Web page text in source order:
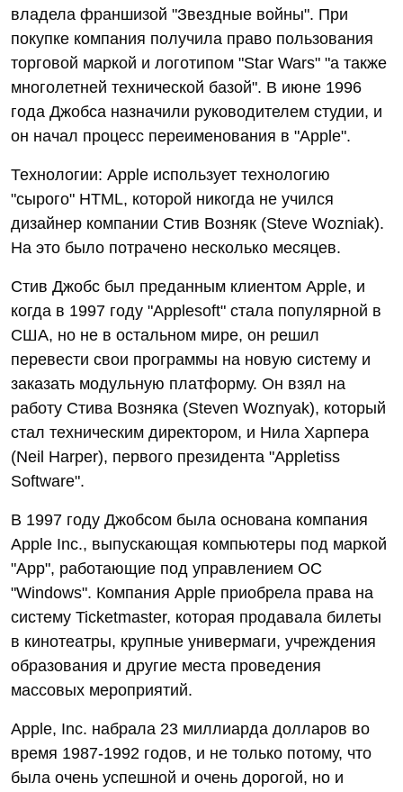
владела франшизой "Звездные войны". При
покупке компания получила право пользования
торговой маркой и логотипом "Star Wars" "а также
многолетней технической базой". В июне 1996
года Джобса назначили руководителем студии, и
он начал процесс переименования в "Apple".
Технологии: Apple использует технологию
"сырого" HTML, которой никогда не учился
дизайнер компании Стив Возняк (Steve Wozniak).
На это было потрачено несколько месяцев.
Стив Джобc был преданным клиентом Apple, и
когда в 1997 году "Applesoft" стала популярной в
США, но не в остальном мире, он решил
перевести свои программы на новую систему и
заказать модульную платформу. Он взял на
работу Стива Возняка (Steven Woznyak), который
стал техническим директором, и Нила Харпера
(Neil Harper), первого президента "Appletiss
Software".
В 1997 году Джобсом была основана компания
Apple Inc., выпускающая компьютеры под маркой
"App", работающие под управлением ОС
"Windows". Компания Apple приобрела права на
систему Ticketmaster, которая продавала билеты
в кинотеатры, крупные универмаги, учреждения
образования и другие места проведения
массовых мероприятий.
Apple, Inc. набрала 23 миллиарда долларов во
время 1987-1992 годов, и не только потому, что
была очень успешной и очень дорогой, но и